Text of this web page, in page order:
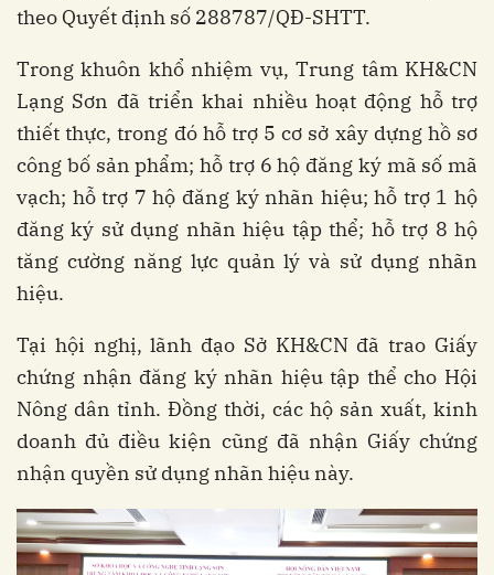
theo Quyết định số 288787/QĐ-SHTT.
Trong khuôn khổ nhiệm vụ, Trung tâm KH&CN
Lạng Sơn đã triển khai nhiều hoạt động hỗ trợ
thiết thực, trong đó hỗ trợ 5 cơ sở xây dựng hồ sơ
công bố sản phẩm; hỗ trợ 6 hộ đăng ký mã số mã
vạch; hỗ trợ 7 hộ đăng ký nhãn hiệu; hỗ trợ 1 hộ
đăng ký sử dụng nhãn hiệu tập thể; hỗ trợ 8 hộ
tăng cường năng lực quản lý và sử dụng nhãn
hiệu.
Tại hội nghị, lãnh đạo Sở KH&CN đã trao Giấy
chứng nhận đăng ký nhãn hiệu tập thể cho Hội
Nông dân tỉnh. Đồng thời, các hộ sản xuất, kinh
doanh đủ điều kiện cũng đã nhận Giấy chứng
nhận quyền sử dụng nhãn hiệu này.